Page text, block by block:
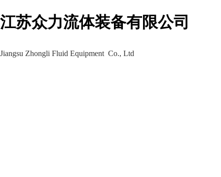
江苏众力流体装备有限公司
Jiangsu Zhongli Fluid Equipment Co., Ltd